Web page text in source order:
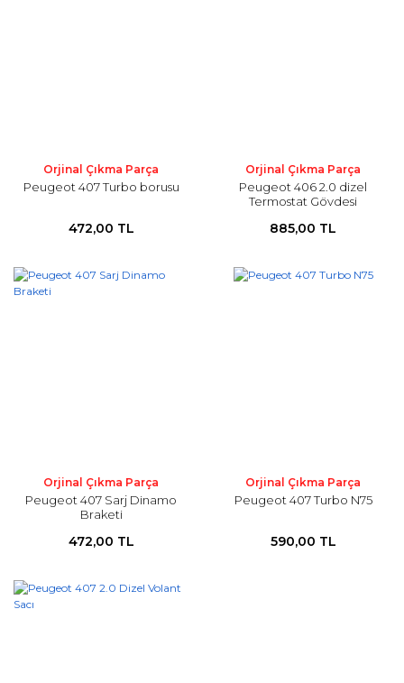
Orjinal Çıkma Parça
Peugeot 407 Turbo borusu
472,00 TL
Orjinal Çıkma Parça
Peugeot 406 2.0 dizel
Termostat Gövdesi
885,00 TL
Orjinal Çıkma Parça
Peugeot 407 Sarj Dinamo
Braketi
472,00 TL
Orjinal Çıkma Parça
Peugeot 407 Turbo N75
590,00 TL